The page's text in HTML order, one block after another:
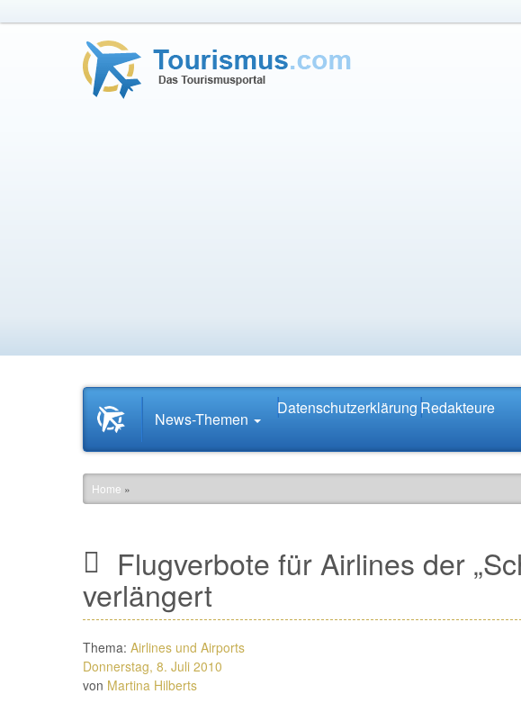
Startseite
News.Tourismus.com
News-Themen
Datenschutzerklärung Redakteure
Home »
Flugverbote für Airlines der
verlängert
Thema: Airlines und Airports
Donnerstag, 8. Juli 2010
von Martina Hilberts